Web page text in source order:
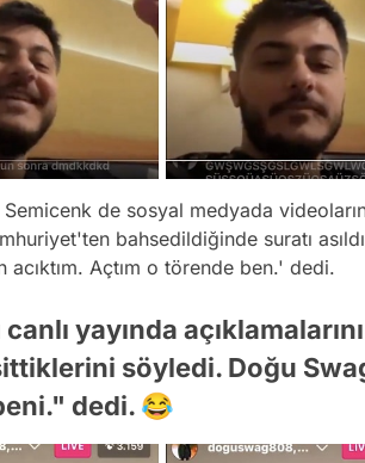
Semicenk de sosyal medyada
bahsedildiğinde suratı
acıktım. Açtım o törende ben.' dedi.
canlı yayında
söyledi. Doğu
dedi. 😂